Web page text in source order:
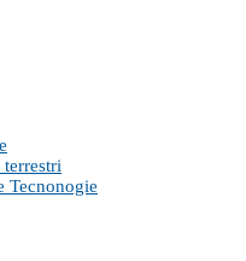
Tecnonogie